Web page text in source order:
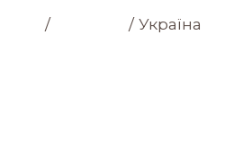
/ /Україна